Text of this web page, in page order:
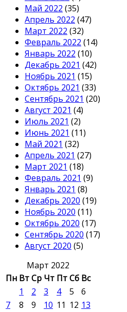
Май 2022 (35)
Апрель 2022 (47)
Март 2022 (32)
Февраль 2022 (14)
Январь 2022 (10)
Декабрь 2021 (42)
Ноябрь 2021 (15)
Октябрь 2021 (33)
Сентябрь 2021 (20)
Август 2021 (4)
Июль 2021 (2)
Июнь 2021 (11)
Май 2021 (32)
Апрель 2021 (27)
Март 2021 (18)
Февраль 2021 (9)
Январь 2021 (8)
Декабрь 2020 (19)
Ноябрь 2020 (11)
Октябрь 2020 (17)
Сентябрь 2020 (17)
Август 2020 (5)
Март 2022
Пн ВтСр Чт ПтСб Вс
1
2 3 4 5
6
7
8 9 10 11 12 13